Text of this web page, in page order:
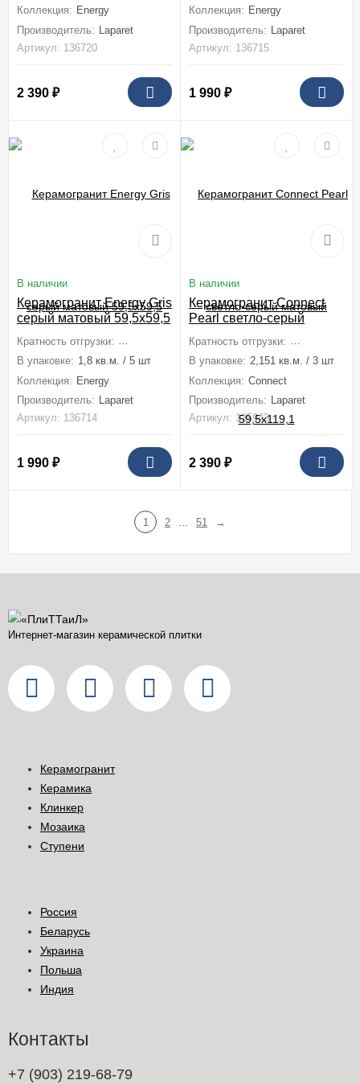
Коллекция: Energy
Производитель:
Laparet
Артикул: 136720
2 390 ₽
Коллекция: Energy
Производитель:
Laparet
Артикул: 136715
1 990 ₽
В наличии
Керамогранит Energy Gris
серый матовый 59,5x59,5
Кратность отгрузки: 1 коробка (1,8 м2)
В упаковке: 1,8 кв.м. / 5 шт
Коллекция: Energy
Производитель: Laparet
Артикул: 136714
1 990 ₽
В наличии
Керамогранит Connect
Pearl светло-серый
Кратность отгрузки: 1 коробка
В упаковке: 2,151 кв.м. / 3 шт
Коллекция: Connect
Производитель: Laparet
Артикул: 135943
2 390 ₽
1 2 51 →
Интернет-магазин керамической плитки
Керамогранит
Керамика
Клинкер
Мозаика
Ступени
Россия
Беларусь
Украина
Польша
Индия
Контакты
+7 (903) 219-68-79